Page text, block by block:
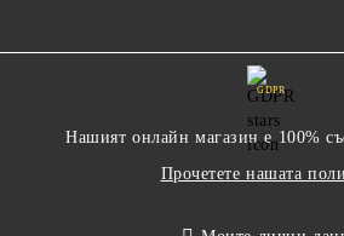
GDPR
Нашият онлайн магазин е 100%
Прочетете нашата